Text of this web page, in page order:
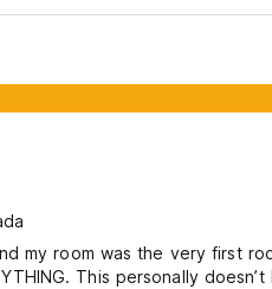
my room was the very first
This personally